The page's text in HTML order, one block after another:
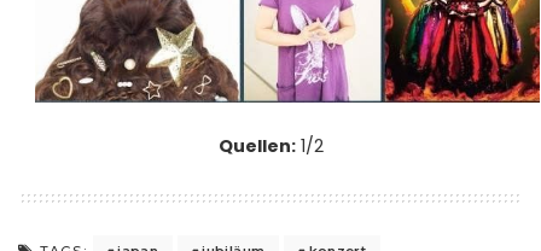
Quellen: 1/2